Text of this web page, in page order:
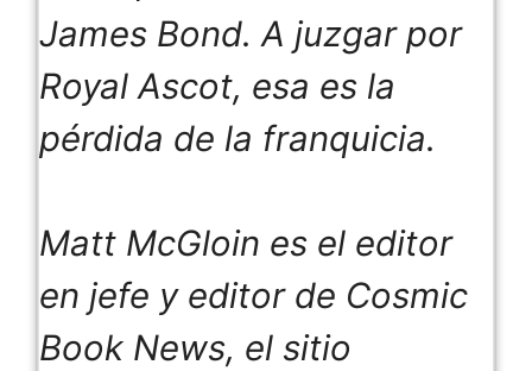
James Bond. A juzgar por
Royal Ascot, esa es la
pérdida de la franquicia.
Matt McGloin es el editor
en jefe y editor de Cosmic
Book News, el sitio